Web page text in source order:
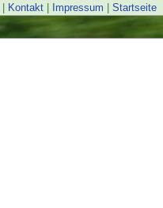
Kontakt Impressum Startseite